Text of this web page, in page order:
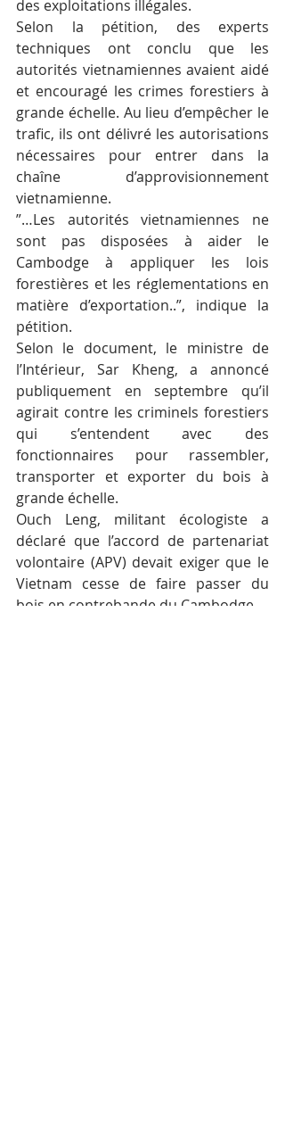
des exploitations illégales.
Selon la pétition, des experts
techniques ont conclu que les
autorités vietnamiennes avaient aidé
et encouragé les crimes forestiers à
grande échelle. Au lieu d’empêcher le
trafic, ils ont délivré les autorisations
nécessaires pour entrer dans la
chaîne d’approvisionnement
vietnamienne.
”…Les autorités vietnamiennes ne
sont pas disposées à aider le
Cambodge à appliquer les lois
forestières et les réglementations en
matière d’exportation..”, indique la
pétition.
Selon le document, le ministre de
l’Intérieur, Sar Kheng, a annoncé
publiquement en septembre qu’il
agirait contre les criminels forestiers
qui s’entendent avec des
fonctionnaires pour rassembler,
transporter et exporter du bois à
grande échelle.
Ouch Leng, militant écologiste a
déclaré que l’accord de partenariat
volontaire (APV) devait exiger que le
Vietnam cesse de faire passer du
bois en contrebande du Cambodge.